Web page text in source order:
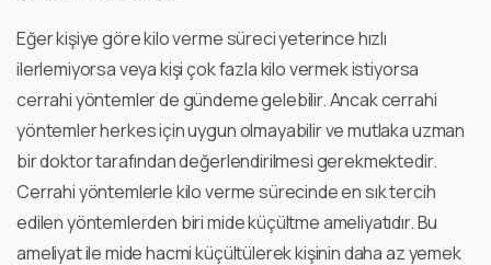
Eğer kişiye göre kilo verme süreci yeterince hızlı
ilerlemiyorsa veya kişi çok fazla kilo vermek istiyorsa
cerrahi yöntemler de gündeme gelebilir. Ancak cerrahi
yöntemler herkes için uygun olmayabilir ve mutlaka uzman
bir doktor tarafından değerlendirilmesi gerekmektedir.
Cerrahi yöntemlerle kilo verme sürecinde en sık tercih
edilen yöntemlerden biri mide küçültme ameliyatıdır. Bu
ameliyat ile mide hacmi küçültülerek kişinin daha az yemek